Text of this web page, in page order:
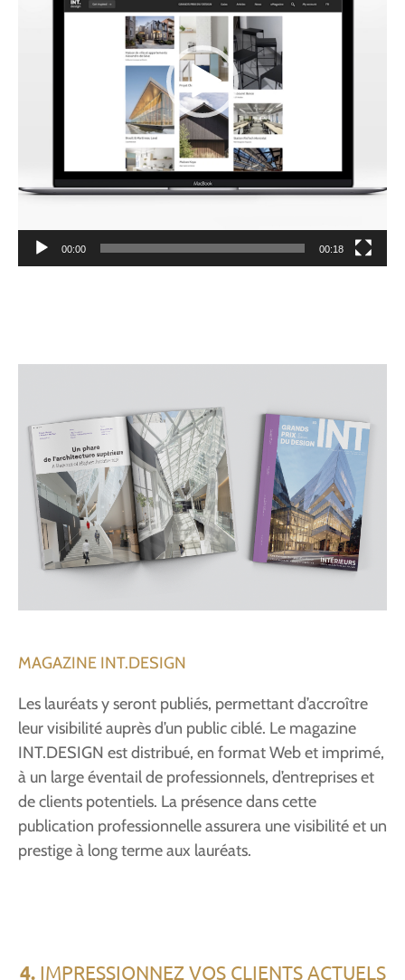
00:00 00:18
MAGAZINE INT.DESIGN
Les lauréats y seront publiés, permettant d’accroître
leur visibilité auprès d’un public ciblé. Le magazine
INT.DESIGN est distribué, en format Web et imprimé,
à un large éventail de professionnels, d’entreprises et
de clients potentiels. La présence dans cette
publication professionnelle assurera une visibilité et un
prestige à long terme aux lauréats.
4.IMPRESSIONNEZ VOS CLIENTS ACTUELS